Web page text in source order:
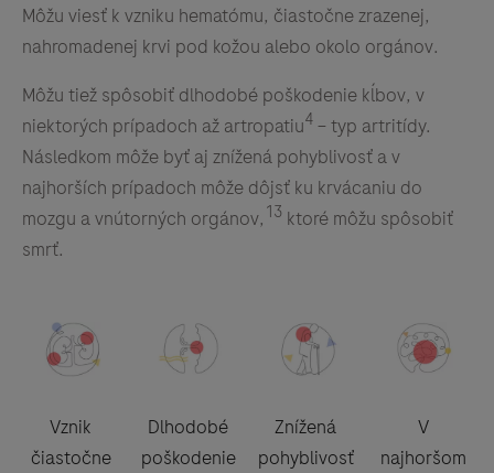
Môžu viesť k vzniku hematómu, čiastočne zrazenej,
nahromadenej krvi pod kožou alebo okolo orgánov.
Môžu tiež spôsobiť dlhodobé poškodenie kĺbov, v
niektorých prípadoch až artropatiu4 – typ artritídy.
Následkom môže byť aj znížená pohyblivosť a v
najhorších prípadoch môže dôjsť ku krvácaniu do
mozgu a vnútorných orgánov, 13 ktoré môžu spôsobiť
smrť.
Vznik
čiastočne
Dlhodobé
poškodenie
Znížená
pohyblivosť
V
najhoršom